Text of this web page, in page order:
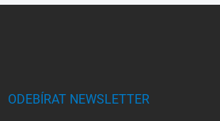
ODEBÍRAT NEWSLETTER